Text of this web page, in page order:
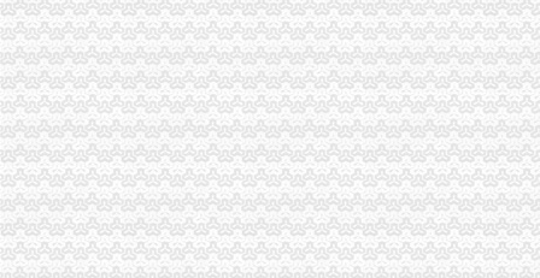
渝北局重庆税务注销采取三项措施积应对高温天气
潼南局柏梓所被柏梓镇委评为“7.17”重庆税务注销洪救灾工作先进集体
潼南局开展夏季饮料市重庆公司注销场专项整取得实效
城口县庙坝场镇部分受灾商户已恢复营业
南川区出台实施意见大力发展微型企业
潼南局重庆分公司注销发挥合同监管职能大力发展订单农业助推农户万元增收
应对端高温天气 江北局构筑“五道防线”重庆税务注销加全市大食品批发市场食
全市重庆分公司注销7月份个体经济领域就业再就业工作况
潼南局推行九项制度构建农资市重庆代办公司场监管长效机制
忠县局注重“三大效应”重庆营业执照注销参加青年人才论坛活动取得实效
巴南局发挥职能作用促进市重庆公司注销场主体发展成效明显